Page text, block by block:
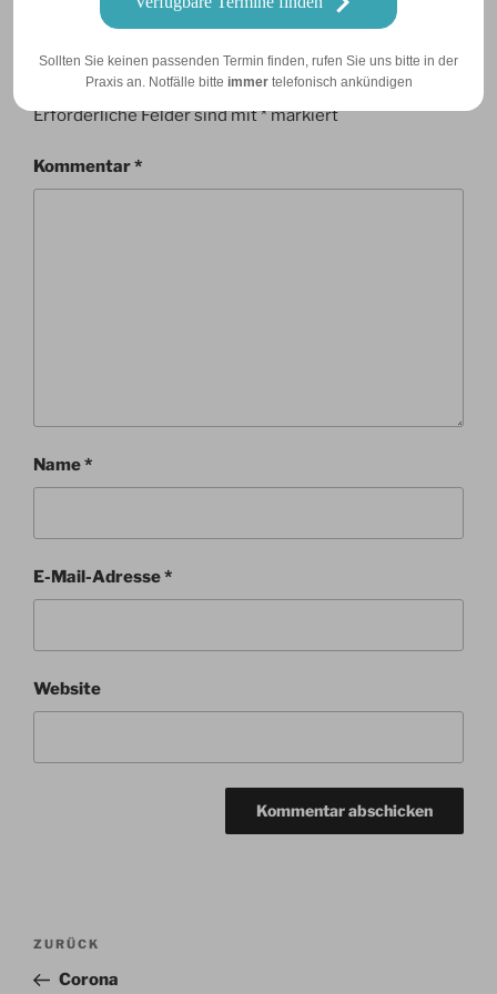
Sollten Sie keinen passenden Termin finden, rufen Sie uns bitte in der
Praxis an. Notfälle bitte immertelefonisch ankündigen
Deine E-Mail-Adresse wird nicht veröffentlicht.
Erforderliche Felder sind mit*markiert
Kommentar*
Name*
E-Mail-Adresse*
Website
Beitragsnavigation
Vorheriger
Beitrag
ZURÜCK
Corona